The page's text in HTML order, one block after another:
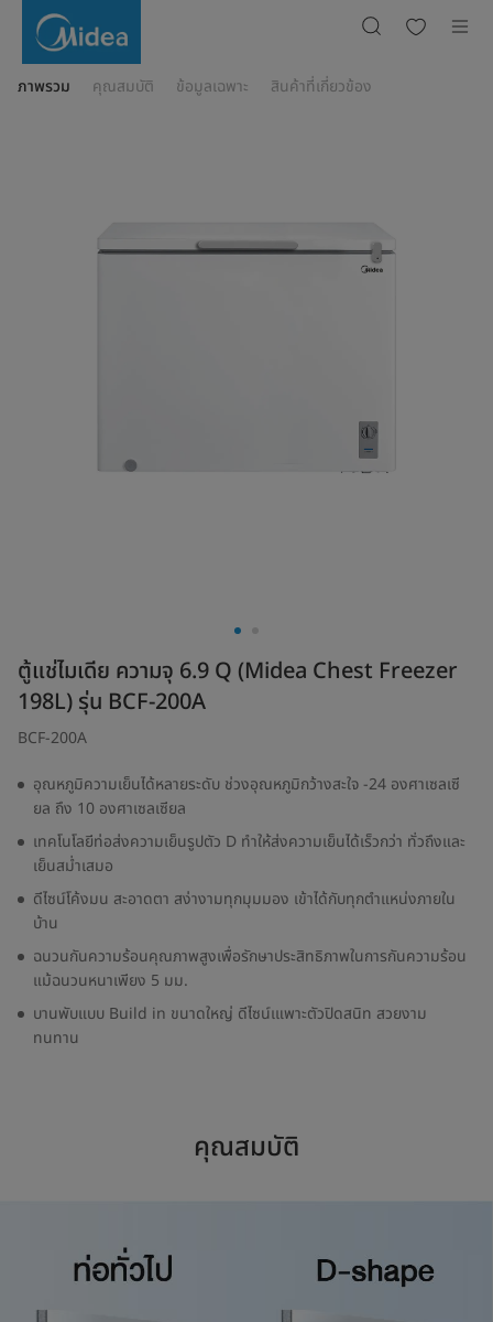
ภาพรวม คุณสมบัติ ข้อมูลเฉพาะ สินค้าที่เกี่ยวข้อง
ตู้แช่ไมเดีย ความจุ 6.9 Q (Midea Chest Freezer
198L) รุ่น BCF-200A
BCF-200A
อุณหภูมิความเย็นได้หลายระดับ ช่วงอุณหภูมิกว้างสะใจ -24 องศาเซลเซี
ยล ถึง 10 องศาเซลเซียล
เทคโนโลยีท่อส่งความเย็นรูปตัว D ทำให้ส่งความเย็นได้เร็วกว่า ทั่วถึงและ
เย็นสม่ำเสมอ
ดีไซน์โค้งมน สะอาดตา สง่างามทุกมุมมอง เข้าได้กับทุกตำแหน่งภายใน
บ้าน
ฉนวนกันความร้อนคุณภาพสูงเพื่อรักษาประสิทธิภาพในการกันความร้อน
แม้ฉนวนหนาเพียง 5 มม.
บานพับแบบ Build in ขนาดใหญ่ ดีไซน์เแพาะตัวปิดสนิท สวยงาม
ทนทาน
คุณสมบัติ